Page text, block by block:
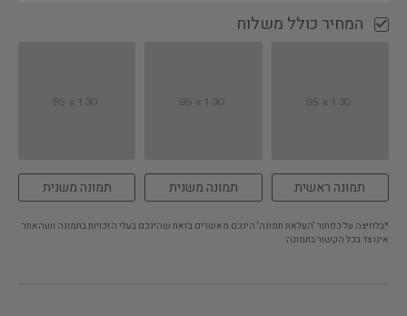
המחיר כולל משלוח
תמונה ראשית תמונה משנית תמונה משנית
*בלחיצה על כפתור 'העלאת תמונה' הינכם מאשרים בזאת שהינכם בעלי הזכויות בתמונה ושהאתר
אינו צד בכל הקשור בתמונה